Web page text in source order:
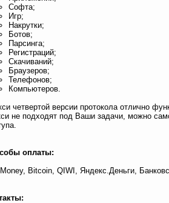
Софта;
Игр;
Накрутки;
Ботов;
Парсинга;
Регистраций;
Скачиваний;
Браузеров;
Телефонов;
Компьютеров.
четвертой версии протокола отлично
не подходят под Ваши задачи, можно
оплаты:
Bitcoin, QIWI, Яндекс.Деньги,